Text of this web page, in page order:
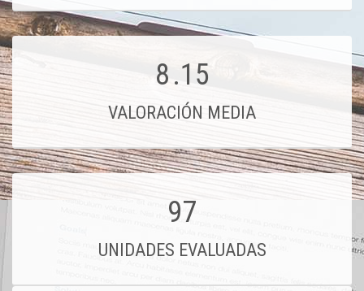
8.15
VALORACIÓN MEDIA
97
UNIDADES EVALUADAS